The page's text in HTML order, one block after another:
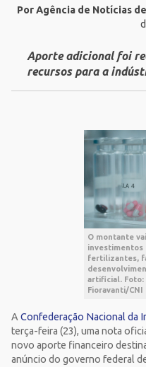
Por Agência de Notícias
Aporte adicional foi
recursos para a
O montante
investimentos
fertilizantes,
artificial. Foto:
Fioravanti/CNI
AConfederação Nacional da
terça-feira (23), uma nota
novo aporte financeiro
anúncio do governo federal